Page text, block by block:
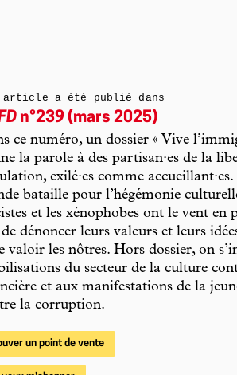
article a été publié dans
n°239 (mars 2025)
ce numéro, un dossier « Vive
la parole à des partisan·es de la
exilé·es comme
bataille pour l’hégémonie
et les xénophobes ont le vent en
dénoncer leurs valeurs et leurs
valoir les nôtres. Hors dossier, on
du secteur de la culture
et aux manifestations de la
la corruption.
un point de vente